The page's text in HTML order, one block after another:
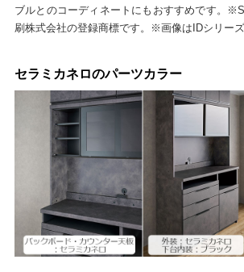
ブルとのコーディネートにもおすすめです。
刷株式会社の登録商標です。※画像はIDシリーズ
セラミカネロのパーツカラー